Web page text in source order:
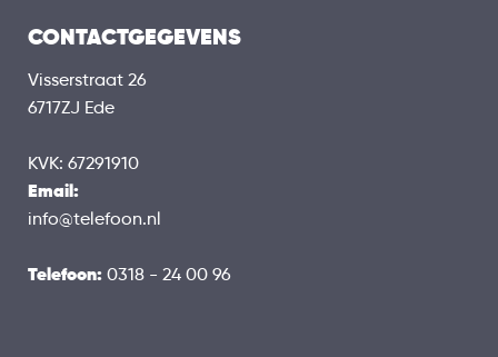
CONTACTGEGEVENS
Visserstraat 26
6717ZJ Ede
KVK: 67291910
Email:
info@telefoon.nl
Telefoon: 0318 - 24 00 96